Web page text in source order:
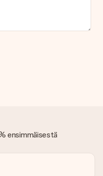
ei ole sinun mielesi
suoraan
yllätyksen!
ensimmäisestä